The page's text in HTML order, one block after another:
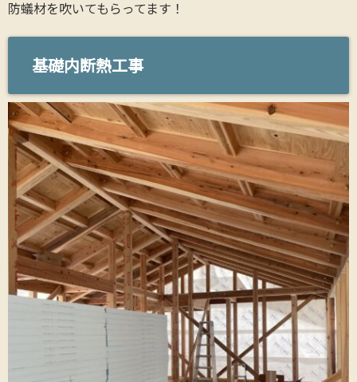
防蟻材を吹いてもらってます！
基礎内断熱工事